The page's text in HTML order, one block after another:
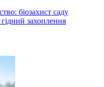
біозахист саду
захоплення